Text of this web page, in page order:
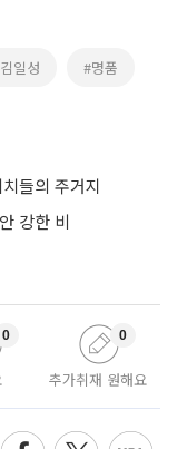
일성 #명품
들의 주거지
강한 비
0
추가취재 원해요
0